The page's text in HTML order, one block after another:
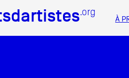
.org
À
.org